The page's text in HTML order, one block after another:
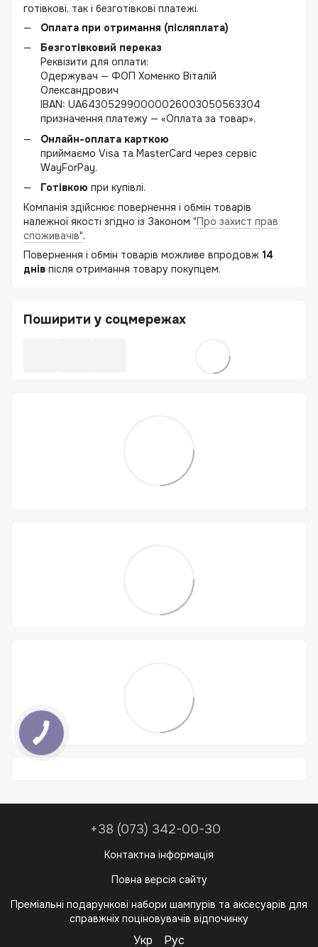
готівкові, так і безготівкові платежі.
Оплата при отримання (післяплата)
Безготівковий переказ
Реквізити для оплати:
Одержувач — ФОП Хоменко Віталій
Олександрович
IBAN: UA643052990000026003050563304
призначення платежу — «Оплата за товар».
Онлайн-оплата карткою
приймаємо Visa та MasterCard через сервіс
WayForPay.
Готівкою при купівлі.
Компанія здійснює повернення і обмін товарів
належної якості згідно із Законом "Про захист прав
споживачів".
Повернення і обмін товарів можливе впродовж 14
днів після отримання товару покупцем.
Поширити у соцмережах
+38 (073) 342-00-30
Контактна інформація
Повна версія сайту
Преміальні подарункові набори шампурів та аксесуарів для
справжніх поціновувачів відпочинку
Укр Рус